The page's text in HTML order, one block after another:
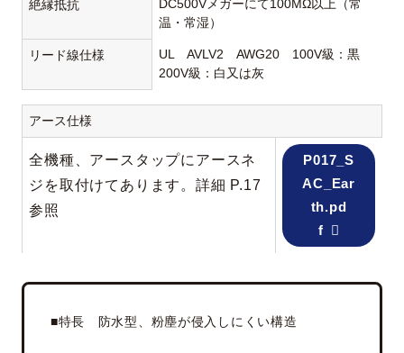
絶縁抵抗
DC500Vメガーにて100MΩ以上（常
温・常湿）
リード線仕様
UL AVLV2 AWG20 100V級：黒
200V級：白又は灰
アース仕様
全機種、アースタップにアースネ
ジを取付けてあります。詳細 P.17
参照
P017_S
AC_Ear
th.pd
f
■特長 防水型、粉塵が侵入しにくい構造